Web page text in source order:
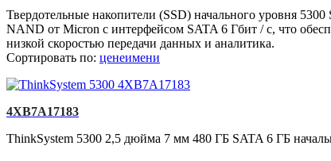
Твердотельные накопители (SSD) начального уровня
NAND от Micron с интерфейсом SATA 6 Гбит / с, что
низкой скоростью передачи данных и аналитика.
Сортировать по: ценеимени
4XB7A17183
ThinkSystem 5300 2,5 дюйма 7 мм 480 ГБ SATA 6 ГБ